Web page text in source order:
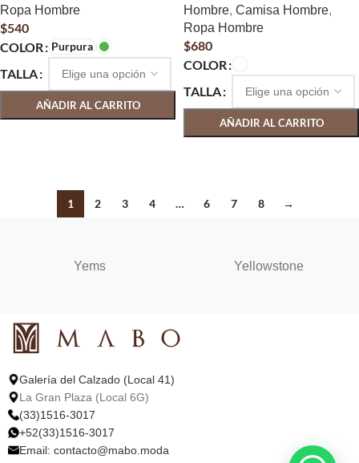
Ropa Hombre
$540
COLOR
Purpura
TALLA
AÑADIR AL CARRITO
Hombre, Camisa Hombre,
Ropa Hombre
$680
COLOR
TALLA
AÑADIR AL CARRITO
1 2 3 4 … 6 7 8 →
Yems Yellowstone
Galería del Calzado (Local 41)
La Gran Plaza (Local 6G)
(33)1516-3017
+52(33)1516-3017
Email: contacto@mabo.moda